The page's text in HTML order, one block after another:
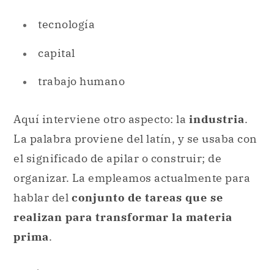
tecnología
capital
trabajo humano
Aquí interviene otro aspecto: la industria.
La palabra proviene del latín, y se usaba con
el significado de apilar o construir; de
organizar. La empleamos actualmente para
hablar del conjunto de tareas que se
realizan para transformar la materia
prima.